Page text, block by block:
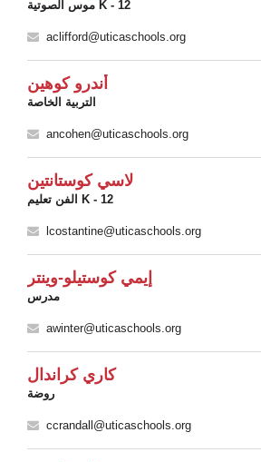
موس الصوتية K - 12
aclifford@uticaschools.org
أندرو كوهين
التربية الخاصة
ancohen@uticaschools.org
لاسي كوستانتين
الفن تعليم K - 12
lcostantine@uticaschools.org
إيمي كوستيلو-وينتر
مدرس
awinter@uticaschools.org
كاري كراندال
روضة
ccrandall@uticaschools.org